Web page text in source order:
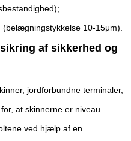
10-15μm).
af sikkerhed og
jordforbundne terminaler,
at skinnerne er niveau
ved hjælp af en